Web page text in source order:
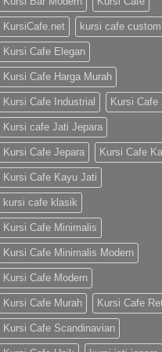
KursiCafe.net kursi cafe custom
Kursi Cafe Elegan
Kursi Cafe Harga Murah
Kursi Cafe Industrial Kursi Cafe
Kursi cafe Jati Jepara
Kursi Cafe Jepara Kursi Cafe
Kursi Cafe Kayu Jati
kursi cafe klasik
Kursi Cafe Minimalis
Kursi Cafe Minimalis Modern
Kursi Cafe Modern
Kursi Cafe Murah Kursi Cafe
Kursi Cafe Scandinavian